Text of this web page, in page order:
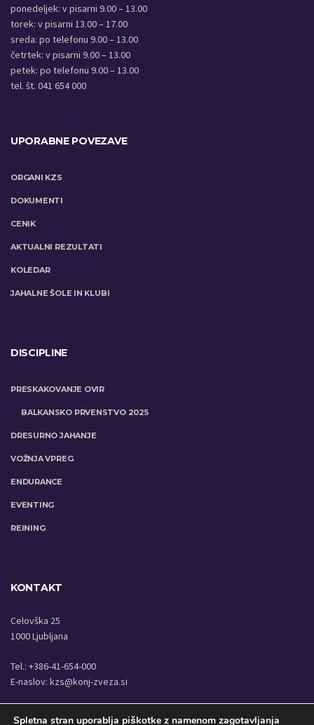
ponedeljek: v pisarni 9.00 – 13.00
torek: v pisarni 13.00 – 17.00
sreda: po telefonu 9.00 – 13.00
četrtek: v pisarni 9.00 – 13.00
petek: po telefonu 9.00 – 13.00
tel. št. 041 654 000
UPORABNE POVEZAVE
ORGANI KZS
DOKUMENTI
CENIK
AKTUALNI REZULTATI
KOLEDAR
JAHALNE ŠOLE IN KLUBI
DISCIPLINE
PRESKAKOVANJE OVIR
BALKANSKO PRVENSTVO 2025
DRESURNO JAHANJE
VOŽNJA VPREG
ENDURANCE
EVENTING
REINING
KONTAKT
Celovška 25
1000 Ljubljana
Tel.: +386-41-654-000
E-naslov: kzs@konj-zveza.si
Spletna stran uporablja piškotke z namenom zagotavljanja